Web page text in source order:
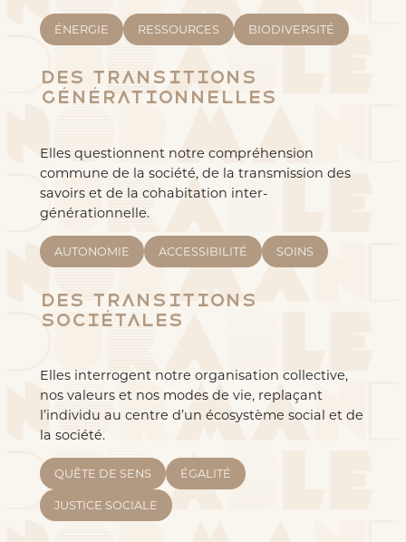
ÉNERGIE RESSOURCES BIODIVERSITÉ
Des transitions
générationnelles
Elles questionnent notre compréhension
commune de la société, de la transmission des
savoirs et de la cohabitation inter-
générationnelle.
AUTONOMIE ACCESSIBILITÉ SOINS
Des transitions
sociétales
Elles interrogent notre organisation collective,
nos valeurs et nos modes de vie, replaçant
l’individu au centre d’un écosystème social et de
la société.
QUÊTE DE SENS ÉGALITÉ
JUSTICE SOCIALE